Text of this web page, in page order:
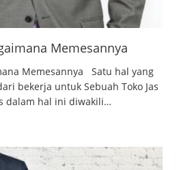
Memesannya
Memesannya Satu hal yang
bekerja untuk Sebuah Toko Jas
dalam hal ini diwakili…